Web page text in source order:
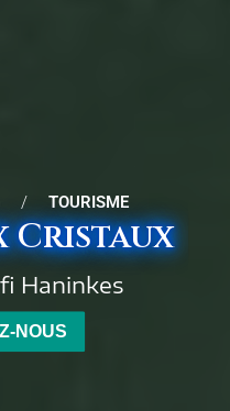
/ TOURISME
Cristaux
Haninkes
NOUS